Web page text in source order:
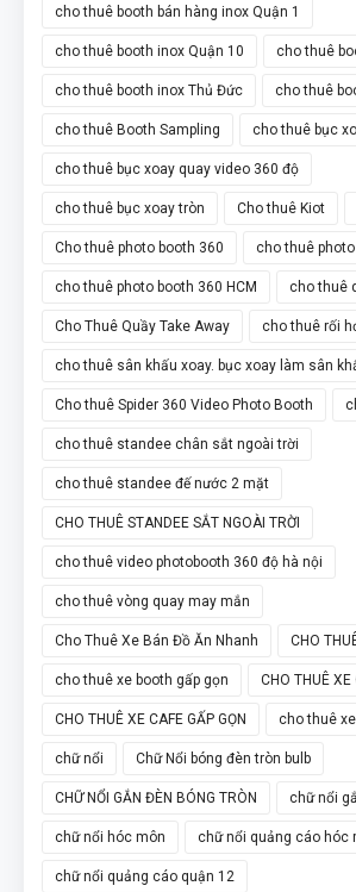
cho thuê booth bán hàng inox Quận 1
cho thuê booth inox Quận 10 cho thuê
cho thuê booth inox Thủ Đức cho thuê
cho thuê Booth Sampling cho thuê bục
cho thuê bục xoay quay video 360 độ
cho thuê bục xoay tròn Cho thuê Kiot
Cho thuê photo booth 360 cho thuê
cho thuê photo booth 360 HCM cho thuê
Cho Thuê Quầy Take Away cho thuê rối
cho thuê sân khấu xoay. bục xoay làm sân
Cho thuê Spider 360 Video Photo Booth
cho thuê standee chân sắt ngoài trời
cho thuê standee đế nước 2 mặt
CHO THUÊ STANDEE SẮT NGOÀI TRỜI
cho thuê video photobooth 360 độ hà nội
cho thuê vòng quay may mắn
Cho Thuê Xe Bán Đồ Ăn Nhanh CHO
cho thuê xe booth gấp gọn CHO THUÊ XE
CHO THUÊ XE CAFE GẤP GỌN cho thuê
chữ nổi Chữ Nổi bóng đèn tròn bulb
CHỮ NỔI GẮN ĐÈN BÓNG TRÒN chữ nổi
chữ nổi hóc môn chữ nổi quảng cáo hóc
chữ nổi quảng cáo quận 12